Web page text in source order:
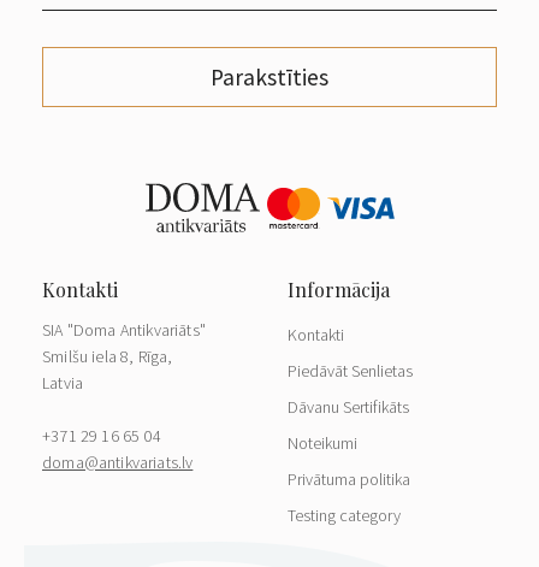
Parakstīties
SIA "Doma Antikvariāts"
Smilšu iela 8, Rīga,
Latvia
+371 29 16 65 04
doma@antikvariats.lv
Kontakti
Piedāvāt Senlietas
Dāvanu Sertifikāts
Noteikumi
Privātuma politika
Testing category